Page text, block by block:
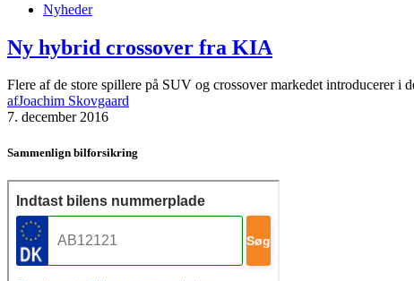
Nyheder
Ny hybrid crossover fra KIA
Flere af de store spillere på SUV og crossover markedet introducerer i
afJoachim Skovgaard
7. december 2016
Sammenlign bilforsikring